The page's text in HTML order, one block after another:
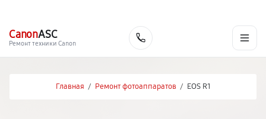
CanonASC
Ремонт техники Canon
Главная / Ремонт фотоаппаратов / EOS R1